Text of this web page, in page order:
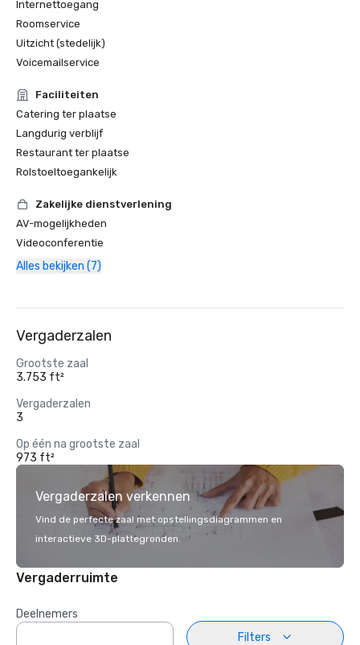
Internettoegang
Roomservice
Uitzicht (stedelijk)
Voicemailservice
Faciliteiten
Catering ter plaatse
Langdurig verblijf
Restaurant ter plaatse
Rolstoeltoegankelijk
Zakelijke dienstverlening
AV-mogelijkheden
Videoconferentie
Alles bekijken (7)
Vergaderzalen
Grootste zaal
3.753 ft²
Vergaderzalen
3
Op één na grootste zaal
973 ft²
Vergaderzalen verkennen
Vind de perfecte zaal met opstellingsdiagrammen en
interactieve 3D-plattegronden.
Vergaderruimte
Deelnemers
Filters